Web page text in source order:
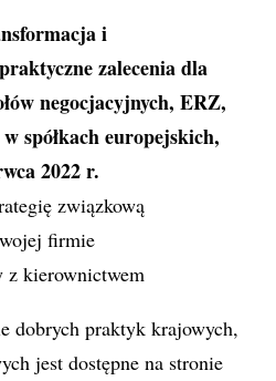
i
zalecenia dla
negocjacyjnych, ERZ,
spółkach europejskich,
2022 r.
związkową
firmie
z kierownictwem
dobrych praktyk krajowych,
jest dostępne na stronie